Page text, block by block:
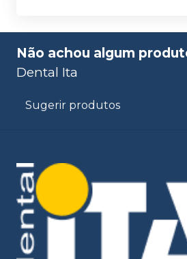
Não achou algum
Dental Ita
Sugerir produtos